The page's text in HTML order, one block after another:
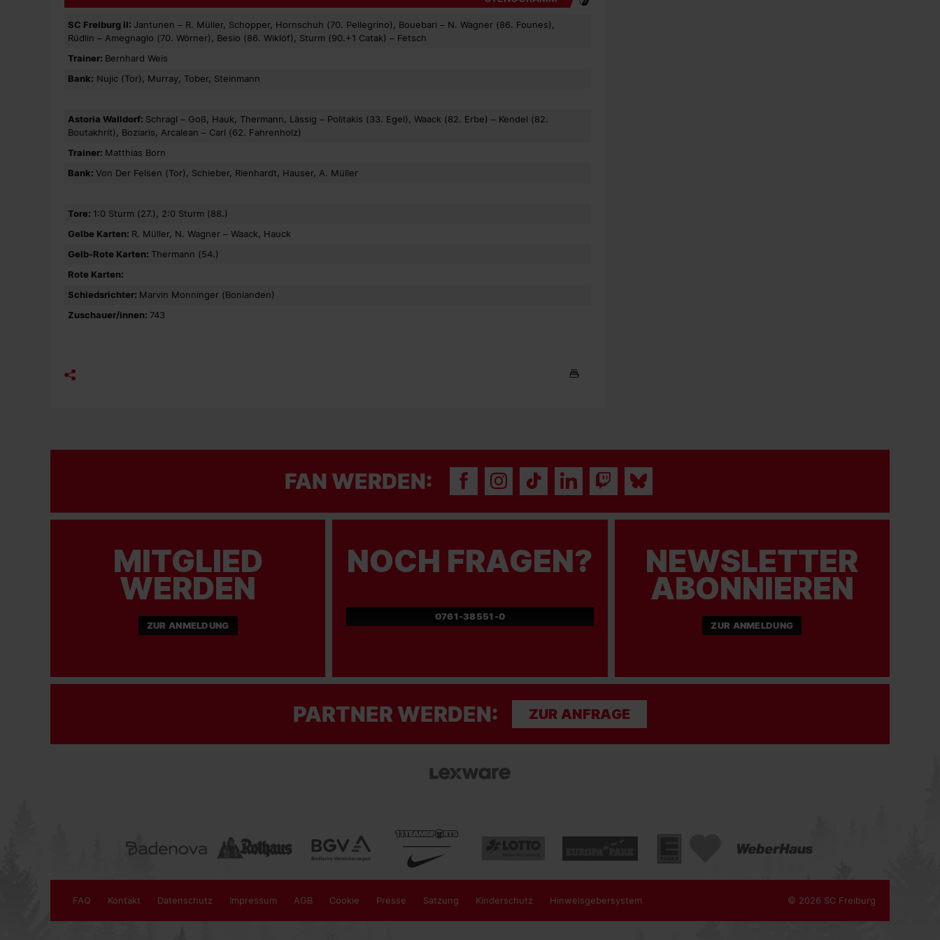
SC Freiburg II: Jantunen – R. Müller, Schopper, Hornschuh (70. Pellegrino), Bouebari – N. Wagner (86. Founes),
Rüdlin – Amegnaglo (70. Wörner), Besio (86. Wiklöf), Sturm (90.+1 Catak) – Fetsch
Trainer: Bernhard Weis
Bank: Nujic (Tor), Murray, Tober, Steinmann
Astoria Walldorf: Schragl – Goß, Hauk, Thermann, Lässig – Politakis (33. Egel), Waack (82. Erbe) – Kendel (82.
Boutakhrit), Boziaris, Arcalean – Carl (62. Fahrenholz)
Trainer: Matthias Born
Bank: Von Der Felsen (Tor), Schieber, Rienhardt, Hauser, A. Müller
Tore: 1:0 Sturm (27.), 2:0 Sturm (88.)
Gelbe Karten: R. Müller, N. Wagner – Waack, Hauck
Gelb-Rote Karten: Thermann (54.)
Rote Karten:
Schiedsrichter: Marvin Monninger (Bonlanden)
Zuschauer/innen: 743
FAN WERDEN:
MITGLIED
WERDEN
ZUR ANMELDUNG
NOCH FRAGEN?
0761-38551-0
NEWSLETTER
ABONNIEREN
ZUR ANMELDUNG
PARTNER WERDEN: ZUR ANFRAGE
FAQ Kontakt Datenschutz Impressum AGB Cookie Presse Satzung Kinderschutz Hinweisgebersystem © 2026 SC Freiburg